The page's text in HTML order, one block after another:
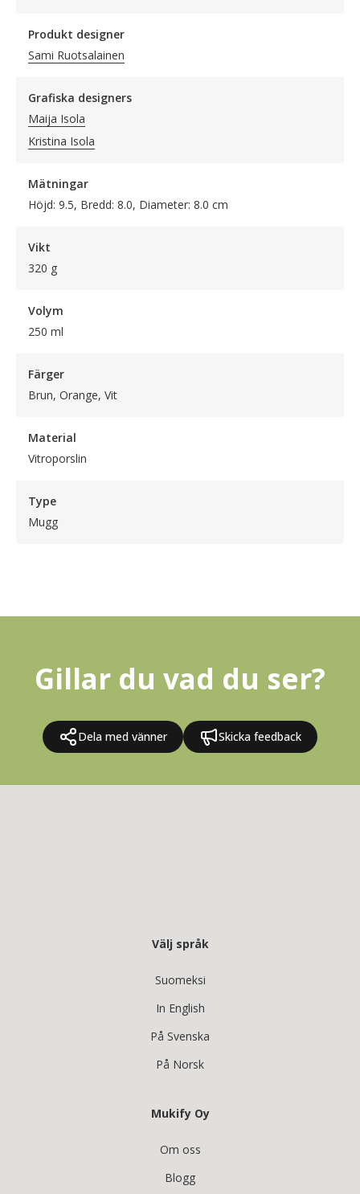
Produkt designer
Sami Ruotsalainen
Grafiska designers
Maija Isola
Kristina Isola
Mätningar
Höjd: 9.5, Bredd: 8.0, Diameter: 8.0 cm
Vikt
320 g
Volym
250 ml
Färger
Brun, Orange, Vit
Material
Vitroporslin
Type
Mugg
Gillar du vad du ser?
Dela med vänner Skicka feedback
Välj språk
Suomeksi
In English
På Svenska
På Norsk
Mukify Oy
Om oss
Blogg